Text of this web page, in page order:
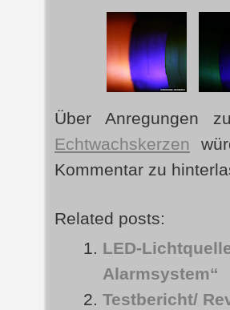
Über Anregungen
Echtwachskerzen
Kommentar zu
Related posts:
LED-
Alarmsystem“
Testbericht/